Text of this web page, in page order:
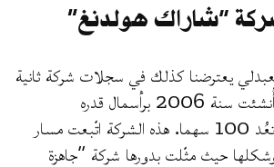
“شاراك هولدنغ”
يعترضنا كذلك في سجلات شركة ثانية
هي “شارك هولدنق” أُنشئت سنة 2006 برأسمال قدره
10.000 دولار و تعُد 100 سهما. هذه الشركة اتّبعت مسار
حيث مثّلت بدورها شركة “جاهزة